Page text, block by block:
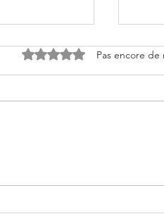
Noté 0 étoile sur 5.Pas encore de